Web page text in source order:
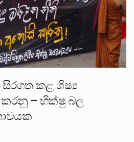
සිරගත කළ ශිෂ්‍ය
කරනු – භික්ෂු බල